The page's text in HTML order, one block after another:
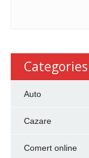
Categories
Auto
Cazare
Comert online